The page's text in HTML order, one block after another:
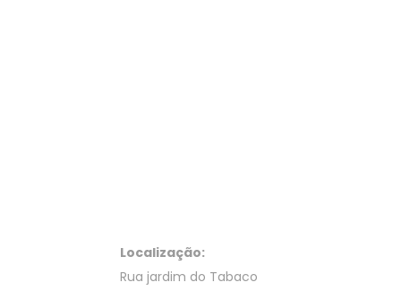
Localização:
Rua jardim do Tabaco